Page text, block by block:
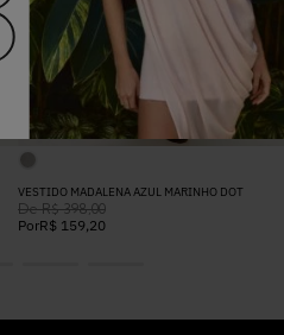
VESTIDO MADALENA AZUL MARINHO DOT
De R$ 398,00
PorR$ 159,20